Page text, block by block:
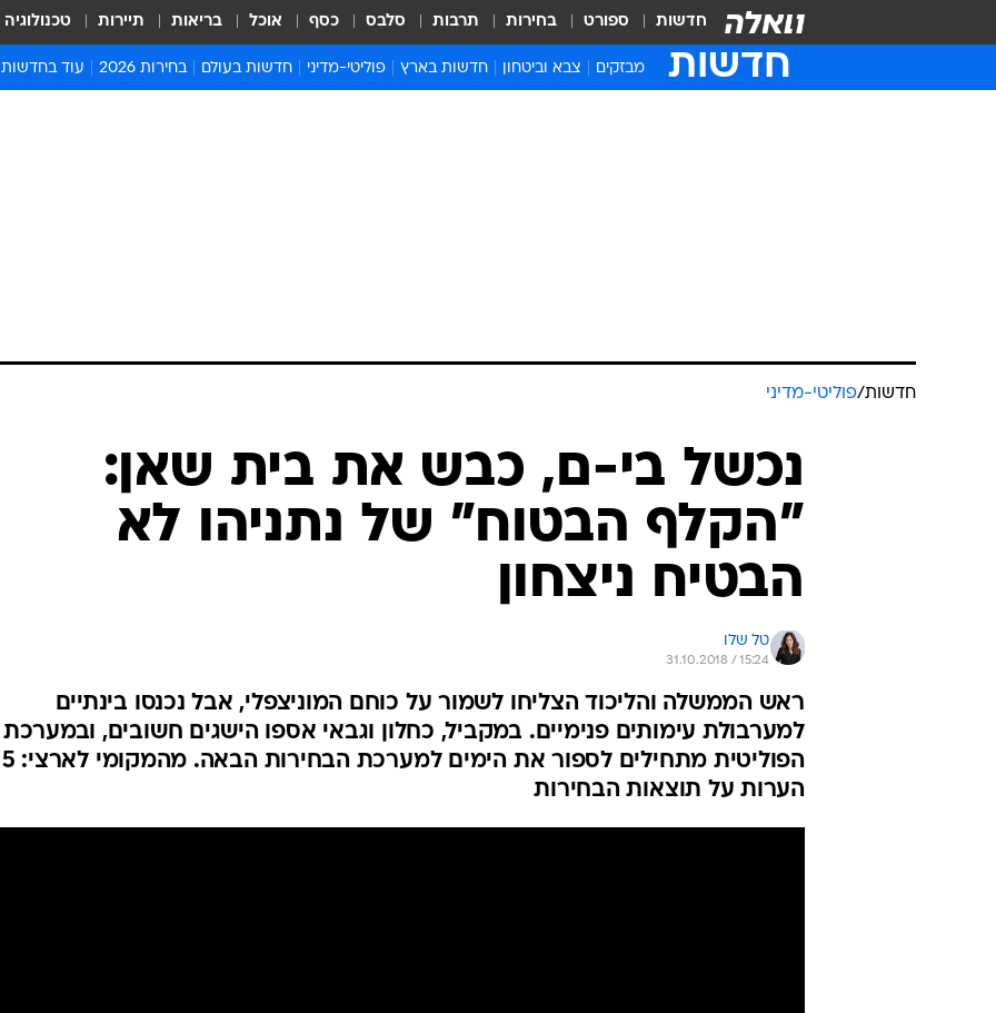
חדשות ספורט בחירות תרבות סלבס כסף אוכל בריאות תיירות טכנולוגיה
חדשות מבזקים צבא וביטחון חדשות בארץ פוליטי-מדיני חדשות בעולם בחירות 2026 עוד בחדשות
חדשות/פוליטי-מדיני
נכשל בי-ם, כבש את בית שאן:
"הקלף הבטוח" של נתניהו לא
הבטיח ניצחון
טל שלו
31.10.2018 / 15:24
ראש הממשלה והליכוד הצליחו לשמור על כוחם המוניצפלי, אבל נכנסו בינתיים
למערבולת עימותים פנימיים. במקביל, כחלון וגבאי אספו הישגים חשובים, ובמערכת
הפוליטית מתחילים לספור את הימים למערכת הבחירות הבאה. מהמקומי לארצי: 5
הערות על תוצאות הבחירות